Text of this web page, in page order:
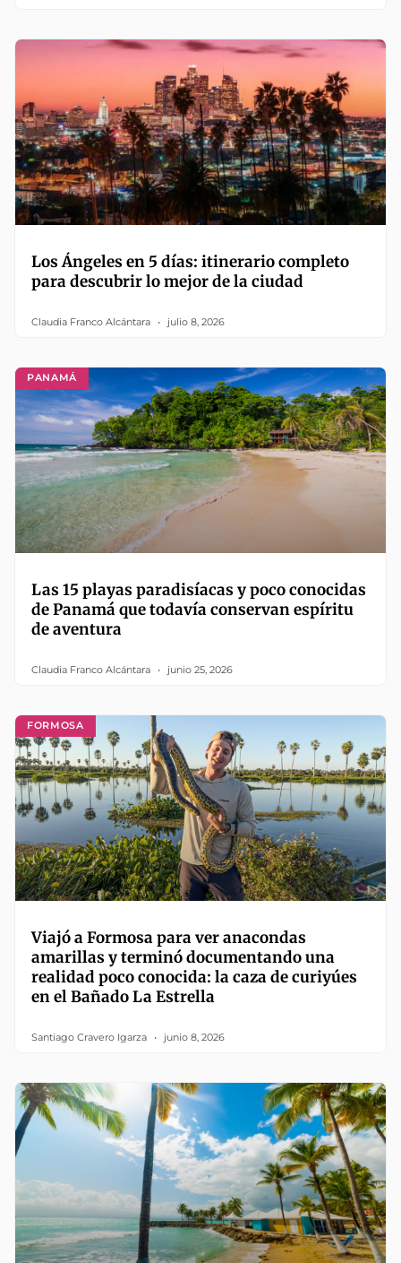
Los Ángeles en 5 días: itinerario completo
para descubrir lo mejor de la ciudad
Claudia Franco Alcántara julio 8, 2026
PANAMÁ
Las 15 playas paradisíacas y poco conocidas
de Panamá que todavía conservan espíritu
de aventura
Claudia Franco Alcántara junio 25, 2026
FORMOSA
Viajó a Formosa para ver anacondas
amarillas y terminó documentando una
realidad poco conocida: la caza de curiyúes
en el Bañado La Estrella
Santiago Cravero Igarza junio 8, 2026